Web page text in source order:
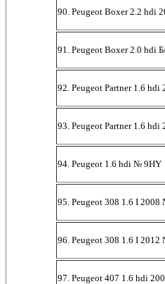
90. Peugeot Boxer 2.2 hdi
91. Peugeot Boxer 2.0 hdi
92. Peugeot Partner 1.6
93. Peugeot Partner 1.6
94. Peugeot 1.6 hdi № 9HY
95. Peugeot 308 1.6 I 2008
96. Peugeot 308 1.6 I 2012
97. Peugeot 407 1.6 hdi